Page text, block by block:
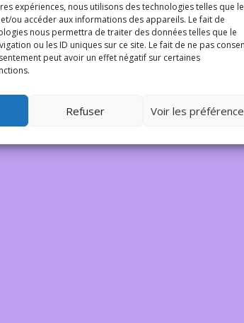
expériences, nous utilisons des technologies telles que
ou accéder aux informations des appareils. Le fait de
nous permettra de traiter des données telles que le
ou les ID uniques sur ce site. Le fait de ne pas
peut avoir un effet négatif sur certaines
Refuser Voir les
! Nous
–